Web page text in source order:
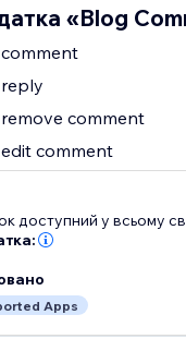
«Blog
comment
comment
доступний у всьому
Apps